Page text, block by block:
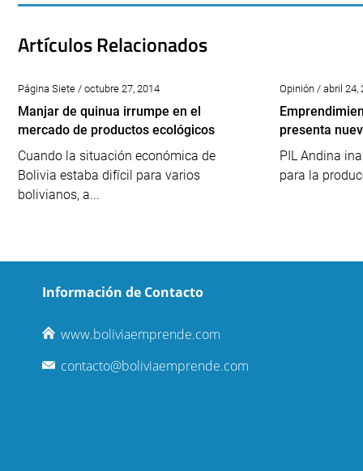
Artículos Relacionados
Página Siete / octubre 27, 2014
Manjar de quinua irrumpe en el
mercado de productos ecológicos
Cuando la situación económica de
Bolivia estaba difícil para varios
bolivianos, a...
Opinión / abril 24,
presenta
PIL Andina
para la
Información de Contacto
www.boliviaemprende.com
contacto@boliviaemprende.com